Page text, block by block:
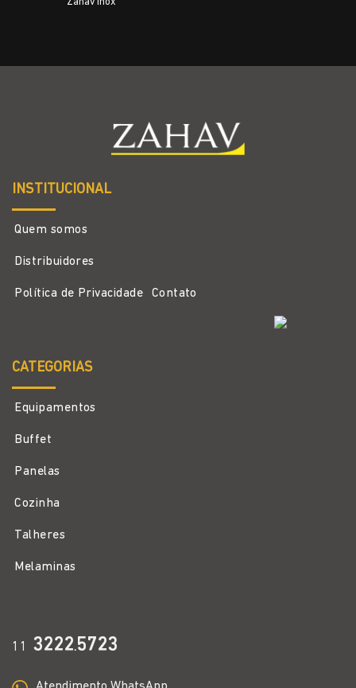
INSTITUCIONAL
Quem somos
Distribuidores
Política de Privacidade Contato
CATEGORIAS
Equipamentos
Buffet
Panelas
Cozinha
Talheres
Melaminas
11 3222.5723